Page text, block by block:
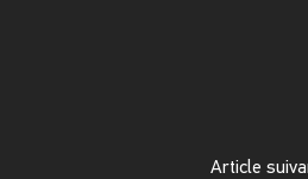
Article